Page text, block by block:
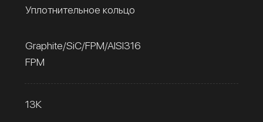
Уплотнительное кольцо
Graphite/SiC/FPM/AISI316
FPM
13К